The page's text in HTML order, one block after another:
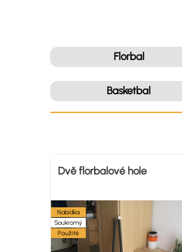
Florbal
Basketbal
Dvě florbalové hole
Nabídka
Soukromý
Použité